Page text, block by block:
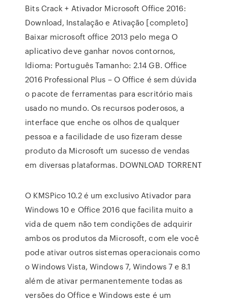
Bits Crack + Ativador Microsoft Office 2016:
Download, Instalação e Ativação [completo]
Baixar microsoft office 2013 pelo mega O
aplicativo deve ganhar novos contornos,
Idioma: Português Tamanho: 2.14 GB. Office
2016 Professional Plus – O Office é sem dúvida
o pacote de ferramentas para escritório mais
usado no mundo. Os recursos poderosos, a
interface que enche os olhos de qualquer
pessoa e a facilidade de uso fizeram desse
produto da Microsoft um sucesso de vendas
em diversas plataformas. DOWNLOAD TORRENT
O KMSPico 10.2 é um exclusivo Ativador para
Windows 10 e Office 2016 que facilita muito a
vida de quem não tem condições de adquirir
ambos os produtos da Microsoft, com ele você
pode ativar outros sistemas operacionais como
o Windows Vista, Windows 7, Windows 7 e 8.1
além de ativar permanentemente todas as
versões do Office e Windows este é um